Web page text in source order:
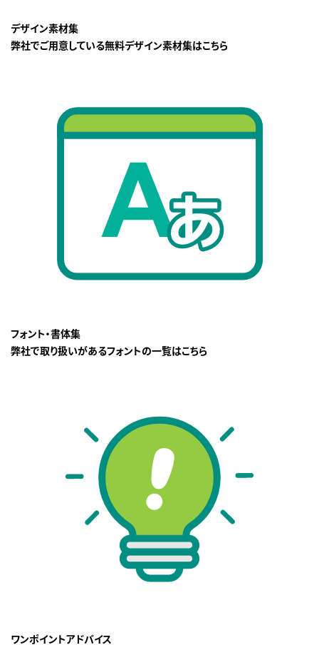
デザイン素材集
弊社でご用意している無料デザイン素材集はこちら
フォント・書体集
弊社で取り扱いがあるフォントの一覧はこちら
ワンポイントアドバイス